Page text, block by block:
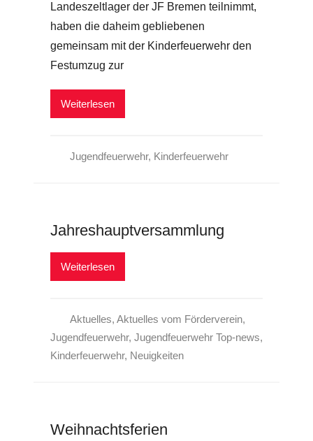
Landeszeltlager der JF Bremen teilnimmt,
haben die daheim gebliebenen
gemeinsam mit der Kinderfeuerwehr den
Festumzug zur
Weiterlesen
Jugendfeuerwehr, Kinderfeuerwehr
Jahreshauptversammlung
Weiterlesen
Aktuelles, Aktuelles vom Förderverein,
Jugendfeuerwehr, Jugendfeuerwehr Top-news,
Kinderfeuerwehr, Neuigkeiten
Weihnachtsferien